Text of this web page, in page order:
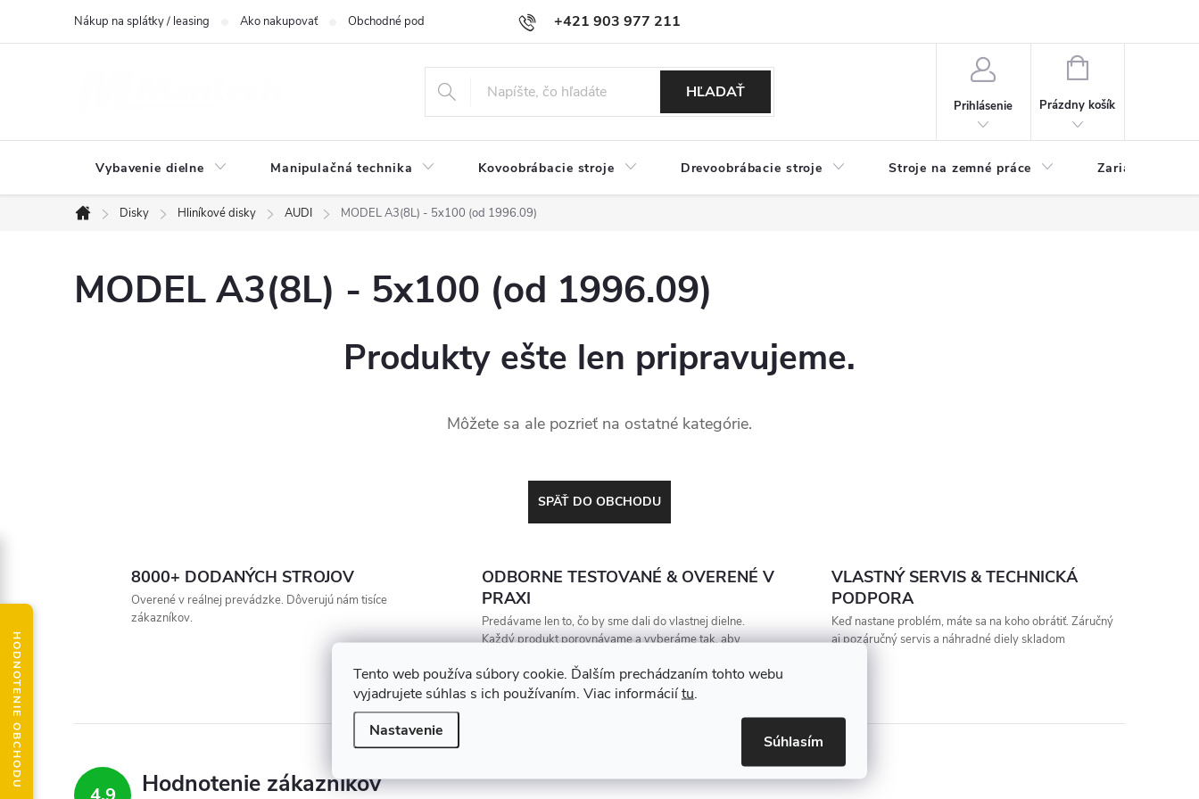
Tento web používa súbory cookie. Ďalším prechádzaním tohto webu
vyjadrujete súhlas s ich používaním. Viac informáciítu.
Nastavenie
Súhlasím
+421 903 977 211
Nákup na splátky / leasing Ako nakupovať Obchodné podmienky Podmienky ochrany osobných údajov
HĽADAŤ
Prihlásenie
NÁKUPNÝ
Prázdny košík
Vybavenie dielne Manipulačná technika Kovoobrábacie stroje Drevoobrábacie stroje Stroje na zemné práce Zariadenia na
Domov
Disky Hliníkové disky AUDI MODEL A3(8L) - 5x100 (od 1996.09)
MODEL A3(8L) - 5x100 (od 1996.09)
Produkty ešte len pripravujeme.
Môžete sa ale pozrieť na ostatné kategórie.
SPÄŤ DO OBCHODU
8000+ DODANÝCH STROJOV
Overené v reálnej prevádzke. Dôverujú nám tisíce
zákazníkov.
ODBORNE TESTOVANÉ & OVERENÉ V
PRAXI
Predávame len to, čo by sme dali do vlastnej dielne.
Každý produkt porovnávame a vyberáme tak, aby
VLASTNÝ SERVIS & TECHNICKÁ
PODPORA
Keď nastane problém, máte sa na koho obrátiť. Záručný
aj pozáručný servis a náhradné diely skladom
Hodnotenie zákazníkov
HODNOTENIE OBCHODU